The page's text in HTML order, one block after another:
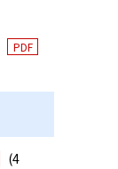
PDF
(4